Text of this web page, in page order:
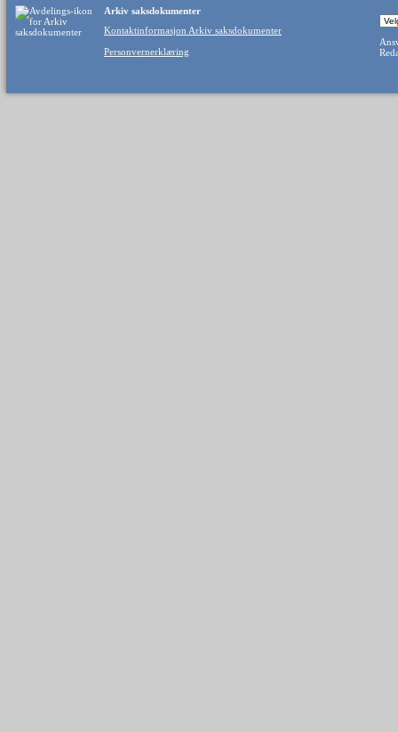
Arkiv saksdokumenter
Kontaktinformasjon Arkiv saksdokumenter
Personvernerklæring